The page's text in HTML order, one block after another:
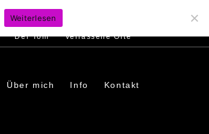
Menschen
Der Tom Verlassene Orte
Über mich Info Kontakt
Weiterlesen